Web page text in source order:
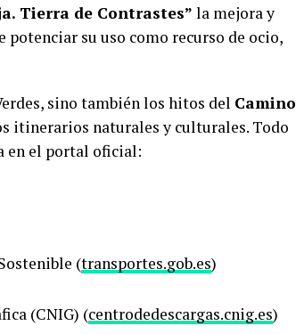
Tierra de Contrastes” la mejora y
su uso como recurso de ocio,
sino también los hitos del Camino
itinerarios naturales y culturales. Todo
en el portal oficial:
(transportes.gob.es)
(CNIG) (centrodedescargas.cnig.es)